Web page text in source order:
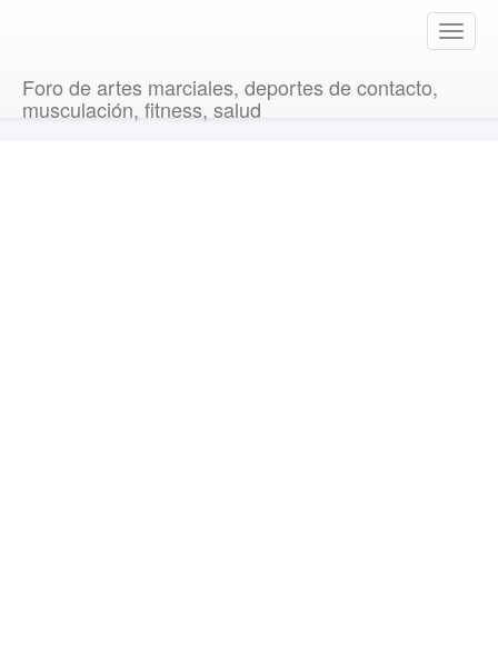
T
o
Foro de artes marciales, deportes de contacto,
musculación, fitness, salud